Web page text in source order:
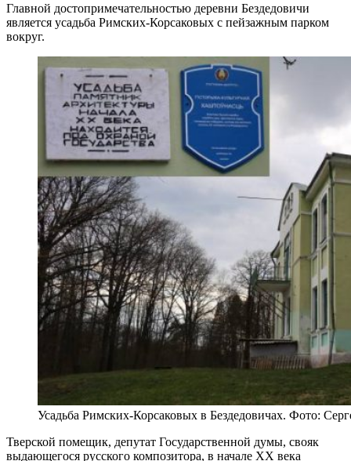
Главной достопримечательностью деревни Бездедовичи
является усадьба Римских-Корсаковых с пейзажным парком
вокруг.
Усадьба Римских-Корсаковых в Бездедовичах. Фото:
Тверской помещик, депутат Государственной думы, свояк
выдающегося русского композитора, в начале ХХ века